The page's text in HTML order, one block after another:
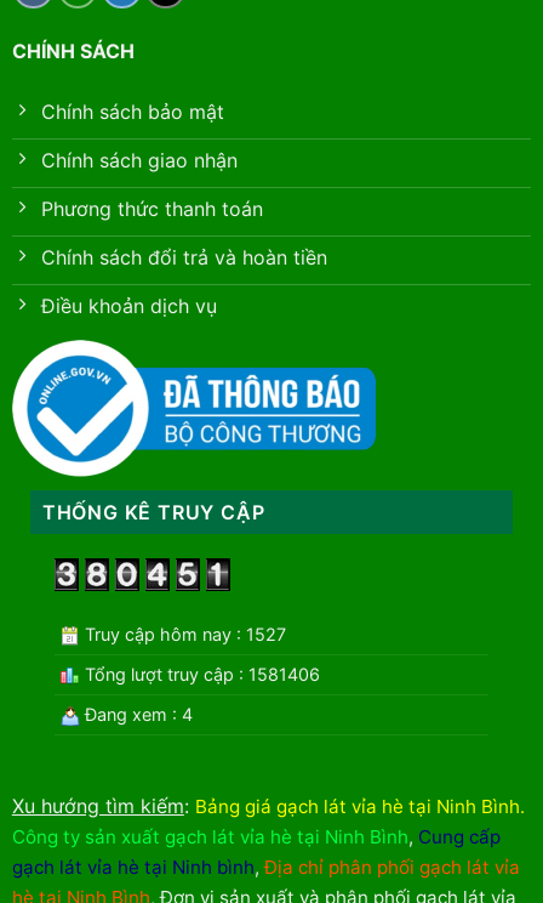
CHÍNH SÁCH
Chính sách bảo mật
Chính sách giao nhận
Phương thức thanh toán
Chính sách đổi trả và hoàn tiền
Điều khoản dịch vụ
THỐNG KÊ TRUY CẬP
Truy cập hôm nay : 1527
Tổng lượt truy cập : 1581406
Đang xem : 4
Xu hướng tìm kiếm: Bảng giá gạch lát vỉa hè tại Ninh Bình.
Công ty sản xuất gạch lát vỉa hè tại Ninh Bình, Cung cấp
gạch lát vỉa hè tại Ninh bình,Địa chỉ phân phối gạch lát vỉa
hè tại Ninh Bình,Đơn vị sản xuất và phân phối gạch lát vỉa